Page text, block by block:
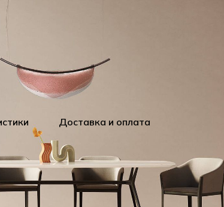
Доставка и оплата
итальянского бренда Italamp, дизайн
знаменитого светильника в цвете
представляет собой сложный объем из
на металлическом каркасе. Визуально